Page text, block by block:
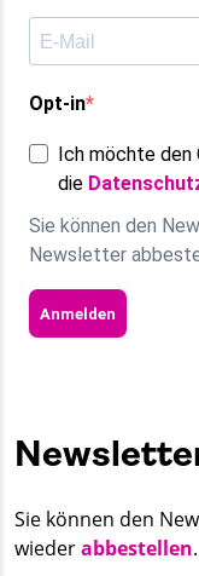
Opt-in
Ich möchte
die
Sie können den
Newsletter
Anmelden
Sie können den
wiederabbestellen.